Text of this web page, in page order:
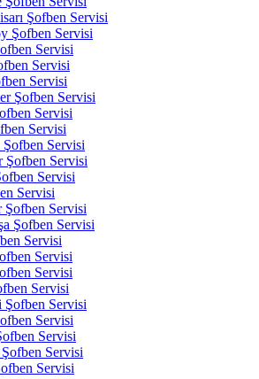
Şofben Servisi
Şofben Servisi
Servisi
Servisi
Servisi
Şofben Servisi
Servisi
Servisi
Şofben Servisi
Şofben Servisi
Servisi
Servisi
Şofben Servisi
Şofben Servisi
Servisi
Servisi
Servisi
Servisi
Şofben Servisi
Servisi
Servisi
Servisi
Servisi